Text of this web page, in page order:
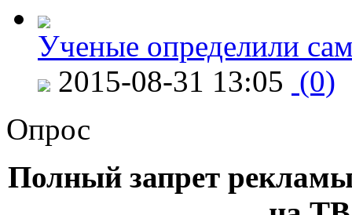
Ученые определили
2015-08-31 13:05 (0)
Опрос
Полный запрет